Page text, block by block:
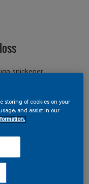
snickerier
storing of cookies on your
and assist in our